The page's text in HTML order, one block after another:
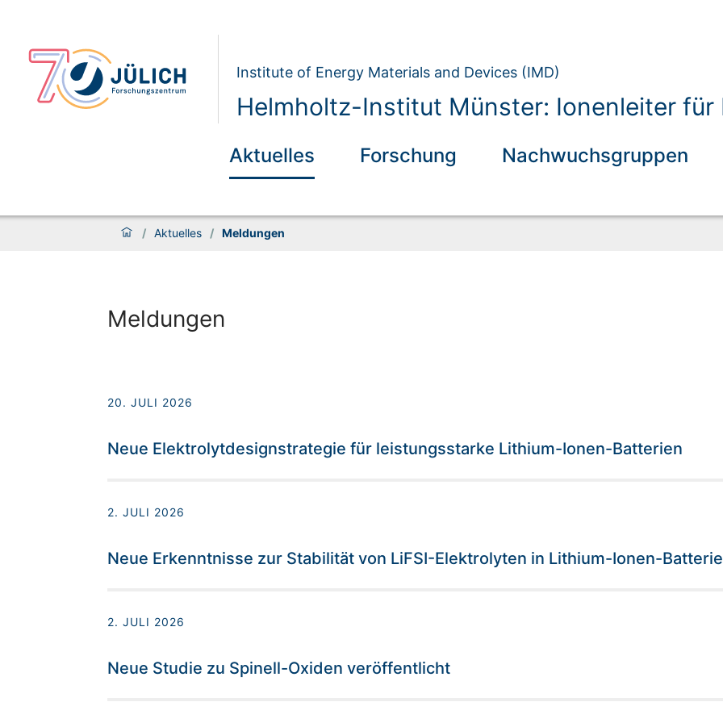
Institute of Energy Materials and Devices (IMD)
Helmholtz-Institut Münster: Ionenleiter
Aktuelles Forschung Nachwuchsgruppen
/ Aktuelles / Meldungen
Meldungen
20. JULI 2026
Neue Elektrolytdesignstrategie für leistungsstarke Lithium-Ionen-Batterien
2. JULI 2026
Neue Erkenntnisse zur Stabilität von LiFSI-Elektrolyten in Lithium-Ionen-
2. JULI 2026
Neue Studie zu Spinell-Oxiden veröffentlicht